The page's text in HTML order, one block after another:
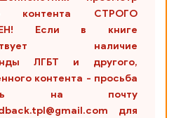
контента СТРОГО
Если в книге
наличие
ЛГБТ и другого,
контента - просьба
на почту
для